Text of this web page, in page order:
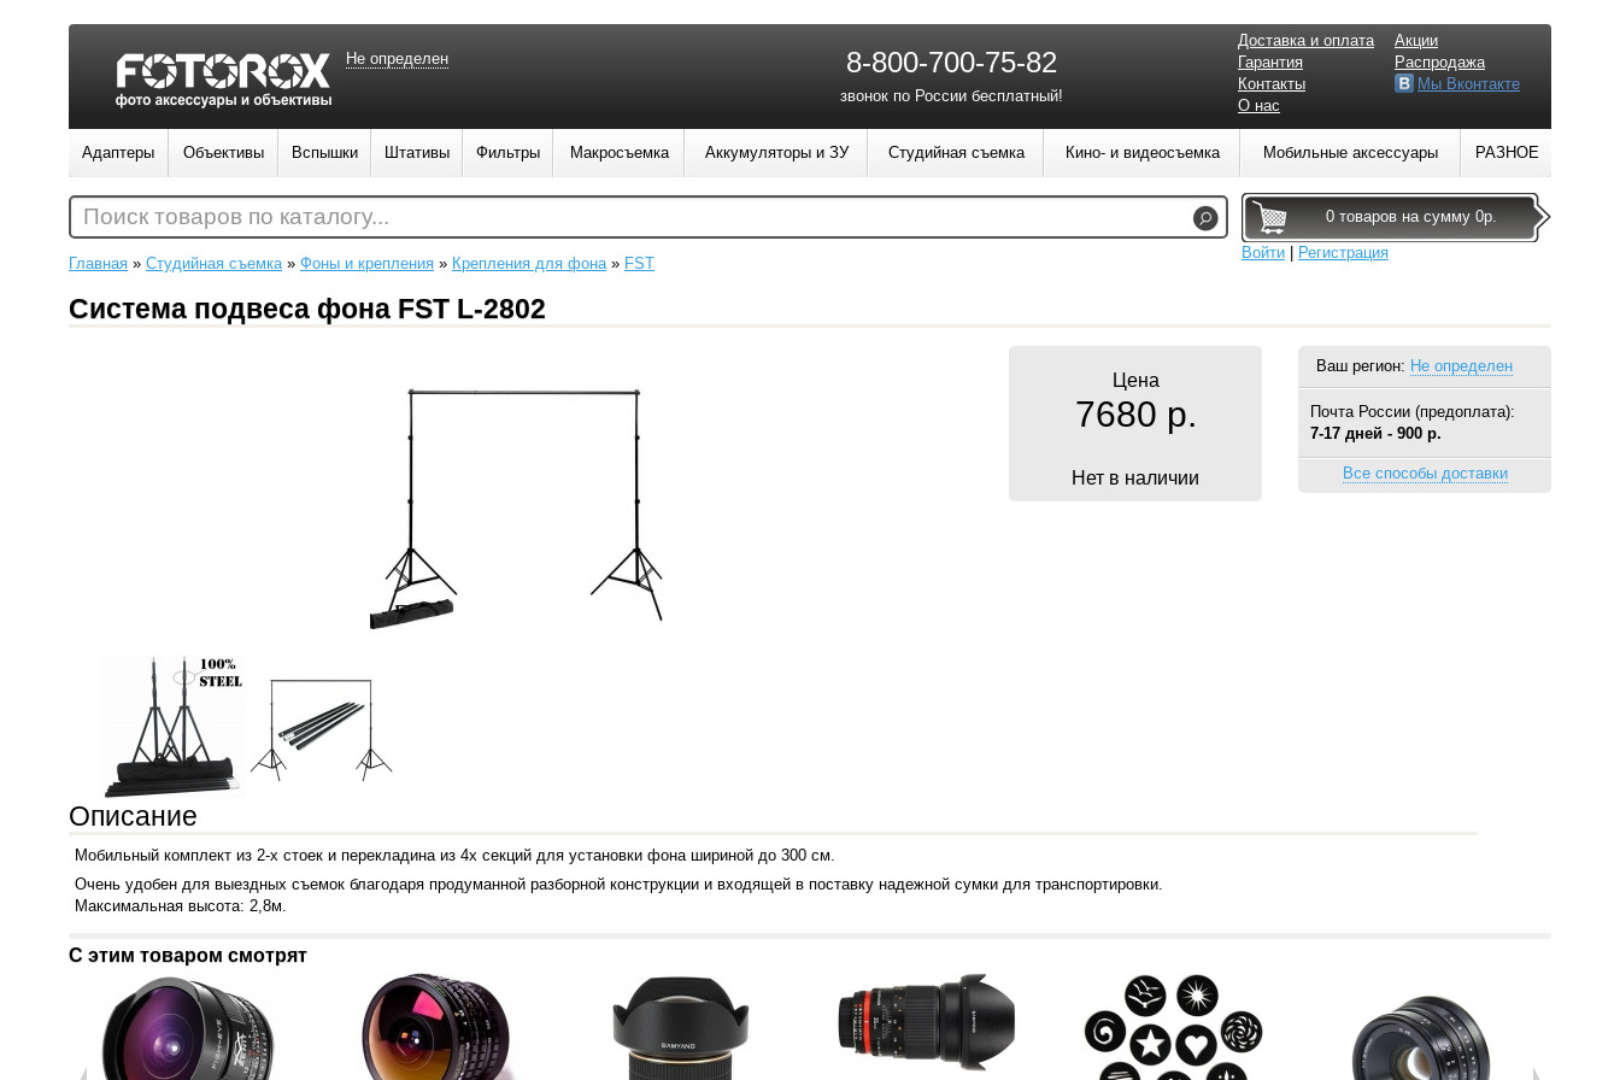
Главная » Студийная съемка» Фоны и крепления » Крепления для фона» FST
Система подвеса фона FST L-2802
Ваш регион: Не определен
Почта России (предоплата):
7-17 дней - 900 р.
Все способы доставки
Цена
7680 р.
Нет в наличии
Описание
Мобильный комплект из 2-х стоек и перекладина из 4х секций для установки фона шириной до 300 см.
Очень удобен для выездных съемок благодаря продуманной разборной конструкции и входящей в поставку надежной сумки для транспортировки.
Максимальная высота: 2,8м.
С этим товаром смотрят
Не определен 8-800-700-75-82
звонок по России бесплатный!
Доставка и оплата
Гарантия
Контакты
О нас
Акции
Распродажа
Мы Вконтакте
Адаптеры Объективы Вспышки Штативы Фильтры Макросъемка Аккумуляторы и ЗУ Студийная съемка Кино- и видеосъемка Мобильные аксессуары РАЗНОЕ
0 товаров на сумму 0р.
Войти
Регистрация
Поиск товаров по каталогу...